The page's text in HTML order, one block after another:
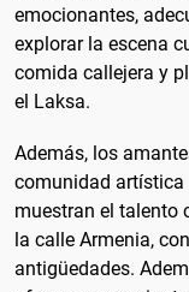
emocionantes,
explorar la escena
comida callejera y
el Laksa.
Además, los
comunidad artística
muestran el talento
la calle Armenia,
antigüedades.